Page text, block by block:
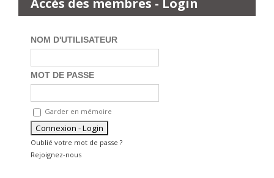
Accès des membres - Login
NOM D'UTILISATEUR
MOT DE PASSE
Garder en mémoire
Oublié votre mot de passe ?
Rejoignez-nous